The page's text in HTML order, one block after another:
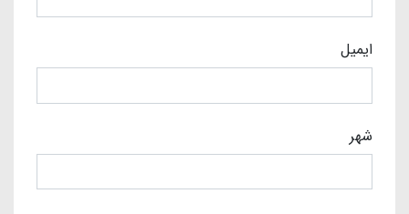
ایمیل
شهر